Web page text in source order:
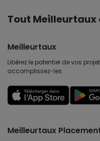
Tout
Meilleurtaux
Libérez le potentiel de vos
accomplissez-les.
Meilleurtaux